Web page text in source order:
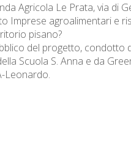
Agricola Le Prata, via di
Imprese agroalimentari e
pisano?
del progetto, condotto
Scuola S. Anna e da
Leonardo.